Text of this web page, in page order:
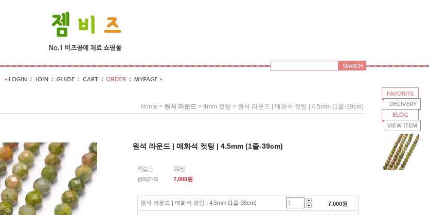
Home > 원석 라운드 > 4mm 컷팅 > 원석 라운드 | 매화석 컷팅 | 4.5mm (1줄-39cm)
원석 라운드 | 매화석 컷팅 | 4.5mm (1줄-39cm)
적립금
70원
판매가격
7,000원
원석 라운드 | 매화석 컷팅 | 4.5mm (1줄-39cm) 7,000원